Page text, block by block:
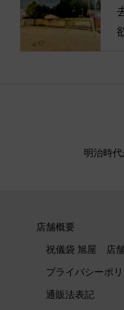
明治時
店舗概要
祝儀袋 旭屋 店
プライバシーポ
通販法表記